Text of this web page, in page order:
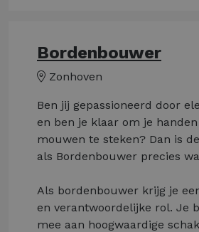
Bordenbouwer
Zonhoven
Ben jij gepassioneerd door
en ben je klaar om je
mouwen te steken? Dan is
als Bordenbouwer precies
Als bordenbouwer krijg je
en verantwoordelijke rol. Je
mee aan hoogwaardige